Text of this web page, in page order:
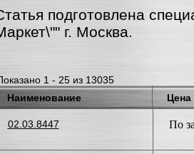
подготовлена
г. Москва
1 - 25 из 13035
Наименование
Цена
02.03.8447 По